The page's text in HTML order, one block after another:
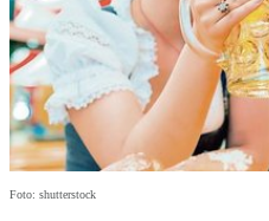
Foto: shutterstock